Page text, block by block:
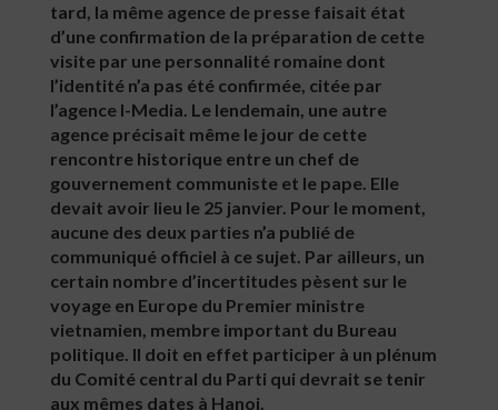
tard, la même agence de presse faisait état
d’une confirmation de la préparation de cette
visite par une personnalité romaine dont
l’identité n’a pas été confirmée, citée par
l’agence I-Media. Le lendemain, une autre
agence précisait même le jour de cette
rencontre historique entre un chef de
gouvernement communiste et le pape. Elle
devait avoir lieu le 25 janvier. Pour le moment,
aucune des deux parties n’a publié de
communiqué officiel à ce sujet. Par ailleurs, un
certain nombre d’incertitudes pèsent sur le
voyage en Europe du Premier ministre
vietnamien, membre important du Bureau
politique. Il doit en effet participer à un plénum
du Comité central du Parti qui devrait se tenir
aux mêmes dates à Hanoi.